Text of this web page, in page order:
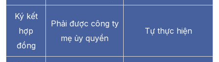
Ký kết
hợp
đồng
Phải được công ty
mẹ ủy quyền
Tự thực hiện